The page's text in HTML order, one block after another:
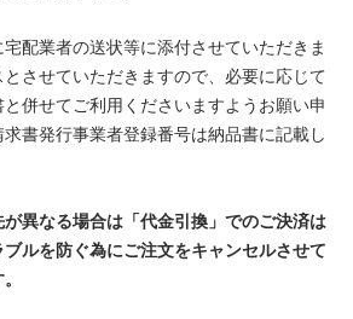
配業者の送状等に添付させていただきま
させていただきますので、必要に応じて
併せてご利用くださいますようお願い申
書発行事業者登録番号は納品書に記載し
異なる場合は「代金引換」でのご決済は
ルを防ぐ為にご注文をキャンセルさせて